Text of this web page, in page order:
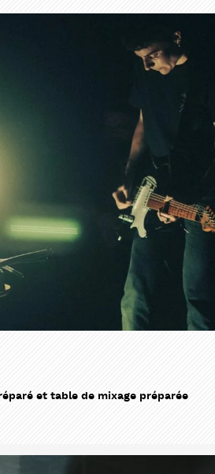
et table de mixage préparée